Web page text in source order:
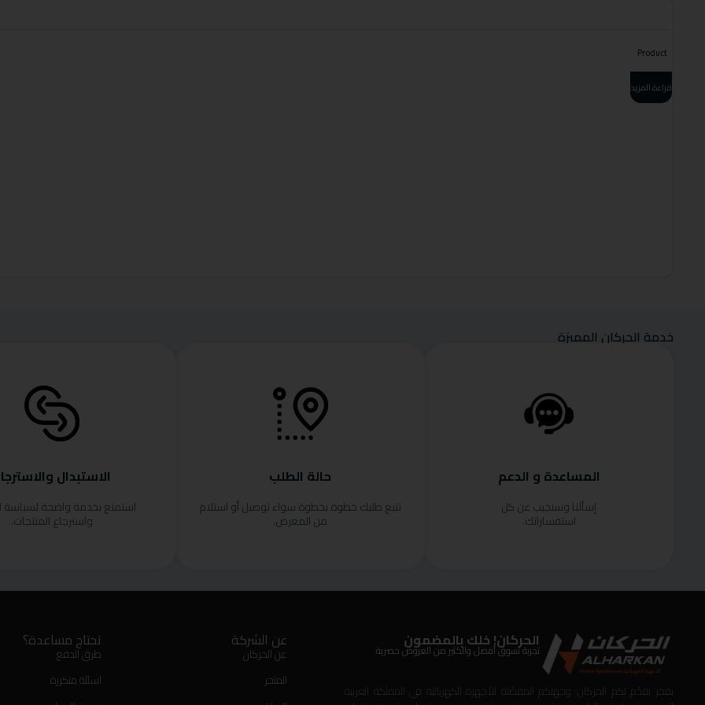
Product
قراءة المزيد
خدمة الحركان المميزة
المساعدة و الدعم
إسألنا وسنجيب عن كل
استفساراتك.
حالة الطلب
تتبع طلبك خطوة بخطوة سواء توصيل أو استلام
من المعرض.
الاستبدال
استمتع بخدمة واضحة لسياسة
واسترجاع المنتجات.
الحركان! خلك بالمضمون
تجربة تسوق أفضل والكثير من العروض حصرية.
بفخر نقدّم لكم الحركان: وجهتكم المفضّلة للأجهزة الكهربائية في المملكة العربية
عن الشركة
عن الحركان
المتجر
تحتاج مساعدة؟
طرق الدفع
اسئلة متكررة